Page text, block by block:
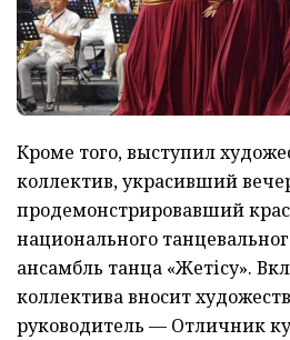
Кроме того, выступил
коллектив, украсивший
продемонстрировавший
национального
ансамбль танца «Жетісу».
коллектива вносит
руководитель — Отличник